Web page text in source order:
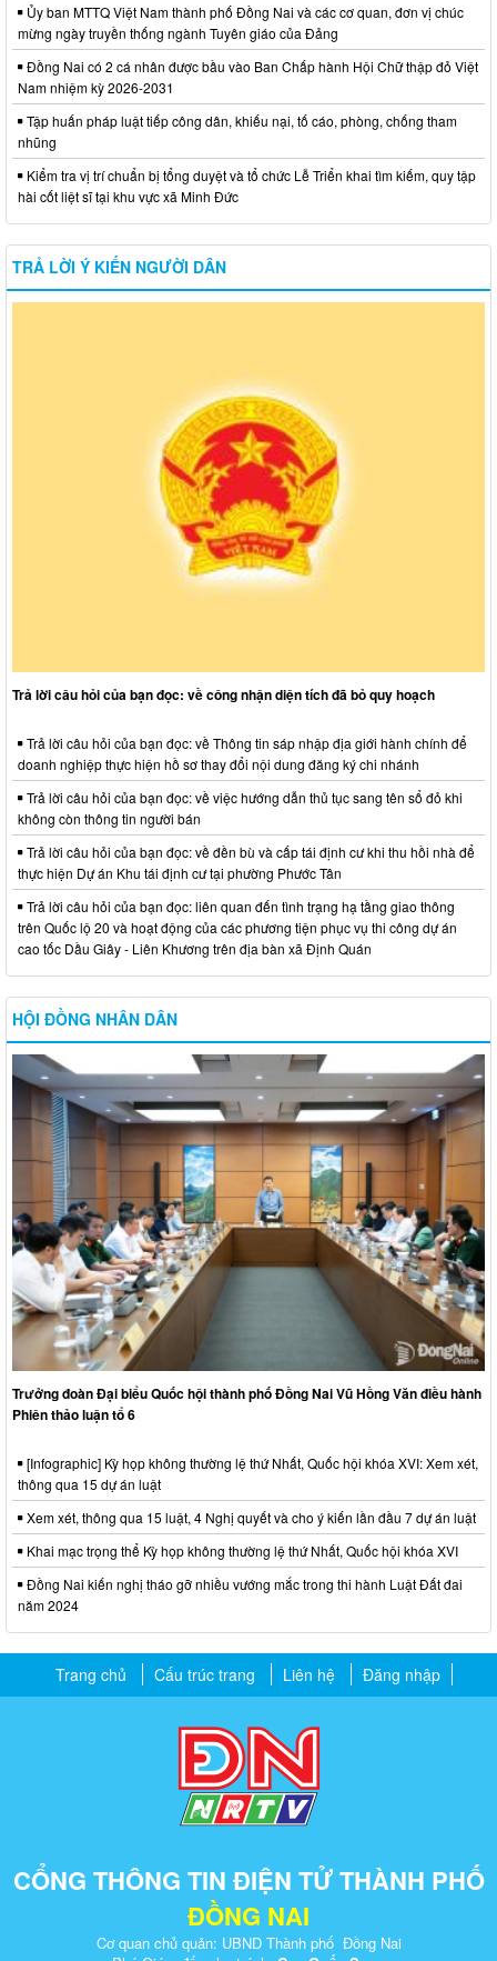
Ủy ban MTTQ Việt Nam thành phố Đồng Nai và các cơ quan, đơn vị chúc
mừng ngày truyền thống ngành Tuyên giáo của Đảng
Đồng Nai có 2 cá nhân được bầu vào Ban Chấp hành Hội Chữ thập đỏ Việt
Nam nhiệm kỳ 2026-2031
Tập huấn pháp luật tiếp công dân, khiếu nại, tố cáo, phòng, chống tham
nhũng
Kiểm tra vị trí chuẩn bị tổng duyệt và tổ chức Lễ Triển khai tìm kiếm, quy tập
hài cốt liệt sĩ tại khu vực xã Minh Đức
TRẢ LỜI Ý KIẾN NGƯỜI DÂN
Trả lời câu hỏi của bạn đọc: về công nhận diện tích đã bỏ quy hoạch
Trả lời câu hỏi của bạn đọc: về Thông tin sáp nhập địa giới hành chính để
doanh nghiệp thực hiện hồ sơ thay đổi nội dung đăng ký chi nhánh
Trả lời câu hỏi của bạn đọc: về việc hướng dẫn thủ tục sang tên sổ đỏ khi
không còn thông tin người bán
Trả lời câu hỏi của bạn đọc: về đền bù và cấp tái định cư khi thu hồi nhà để
thực hiện Dự án Khu tái định cư tại phường Phước Tân
Trả lời câu hỏi của bạn đọc: liên quan đến tình trạng hạ tầng giao thông
trên Quốc lộ 20 và hoạt động của các phương tiện phục vụ thi công dự án
cao tốc Dầu Giây - Liên Khương trên địa bàn xã Định Quán
HỘI ĐỒNG NHÂN DÂN
Trưởng đoàn Đại biểu Quốc hội thành phố Đồng Nai Vũ Hồng Văn điều hành
Phiên thảo luận tổ 6
[Infographic] Kỳ họp không thường lệ thứ Nhất, Quốc hội khóa XVI: Xem xét,
thông qua 15 dự án luật
Xem xét, thông qua 15 luật, 4 Nghị quyết và cho ý kiến lần đầu 7 dự án luật
Khai mạc trọng thể Kỳ họp không thường lệ thứ Nhất, Quốc hội khóa XVI
Đồng Nai kiến nghị tháo gỡ nhiều vướng mắc trong thi hành Luật Đất đai
năm 2024
Trang chủ Cấu trúc trang Liên hệ Đăng nhập
CỔNG THÔNG TIN ĐIỆN TỬ THÀNH PHỐ
ĐỒNG NAI
Cơ quan chủ quản: UBND Thành phố Đồng Nai